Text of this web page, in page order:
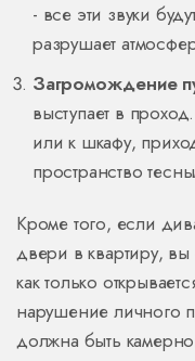
- все эти звуки
разрушает
Загромождение
выступает в
или к шкафу,
пространство
Кроме того, если
двери в квартиру,
как только
нарушение личного
должна быть